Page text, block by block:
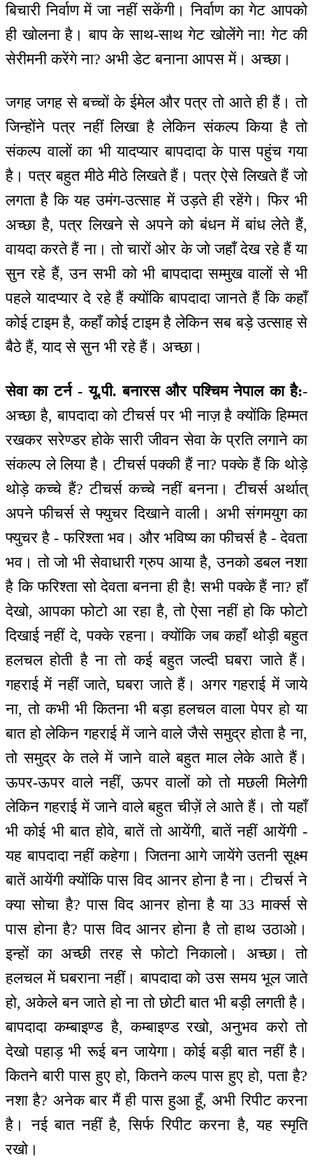
बिचारी निर्वाण में जा नहीं सकेंगी। निर्वाण का गेट आपको
ही खोलना है। बाप के साथ-साथ गेट खोलेंगे ना! गेट की
सेरीमनी करेंगे ना? अभी डेट बनाना आपस में। अच्छा।
जगह जगह से बच्चों के ईमेल और पत्र तो आते ही हैं। तो
जिन्होंने पत्र नहीं लिखा है लेकिन संकल्प किया है तो
संकल्प वालों का भी यादप्यार बापदादा के पास पहुंच गया
है। पत्र बहुत मीठे मीठे लिखते हैं। पत्र ऐसे लिखते हैं जो
लगता है कि यह उमंग-उत्साह में उड़ते ही रहेंगे। फिर भी
अच्छा है, पत्र लिखने से अपने को बंधन में बांध लेते हैं,
वायदा करते हैं ना। तो चारों ओर के जो जहाँ देख रहे हैं या
सुन रहे हैं, उन सभी को भी बापदादा सम्मुख वालों से भी
पहले यादप्यार दे रहे हैं क्योंकि बापदादा जानते हैं कि कहाँ
कोई टाइम है, कहाँ कोई टाइम है लेकिन सब बड़े उत्साह से
बैठे हैं, याद से सुन भी रहे हैं। अच्छा।
सेवा का टर्न - यू.पी. बनारस और पश्चिम नेपाल का है:-
अच्छा है, बापदादा को टीचर्स पर भी नाज़ है क्योंकि हिम्मत
रखकर सरेण्डर होके सारी जीवन सेवा के प्रति लगाने का
संकल्प ले लिया है। टीचर्स पक्की हैं ना? पक्के हैं कि थोड़े
थोड़े कच्चे हैं? टीचर्स कच्चे नहीं बनना। टीचर्स अर्थात्
अपने फीचर्स से फ्युचर दिखाने वाली। अभी संगमयुग का
फ्युचर है - फरिश्ता भव। और भविष्य का फीचर्स है - देवता
भव। तो जो भी सेवाधारी ग्रुप आया है, उनको डबल नशा
है कि फरिश्ता सो देवता बनना ही है! सभी पक्के हैं ना? हाँ
देखो, आपका फोटो आ रहा है, तो ऐसा नहीं हो कि फोटो
दिखाई नहीं दे, पक्के रहना। क्योंकि जब कहाँ थोड़ी बहुत
हलचल होती है ना तो कई बहुत जल्दी घबरा जाते हैं।
गहराई में नहीं जाते, घबरा जाते हैं। अगर गहराई में जाये
ना, तो कभी भी कितना भी बड़ा हलचल वाला पेपर हो या
बात हो लेकिन गहराई में जाने वाले जैसे समुद्र होता है ना,
तो समुद्र के तले में जाने वाले बहुत माल लेके आते हैं।
ऊपर-ऊपर वाले नहीं, ऊपर वालों को तो मछली मिलेगी
लेकिन गहराई में जाने वाले बहुत चीज़ें ले आते हैं। तो यहाँ
भी कोई भी बात होवे, बातें तो आयेंगी, बातें नहीं आयेंगी -
यह बापदादा नहीं कहेगा। जितना आगे जायेंगे उतनी सूक्ष्म
बातें आयेंगी क्योंकि पास विद आनर होना है ना। टीचर्स ने
क्या सोचा है? पास विद आनर होना है या 33 मार्क्स से
पास होना है? पास विद आनर होना है तो हाथ उठाओ।
इन्हों का अच्छी तरह से फोटो निकालो। अच्छा। तो
हलचल में घबराना नहीं। बापदादा को उस समय भूल जाते
हो, अकेले बन जाते हो ना तो छोटी बात भी बड़ी लगती है।
बापदादा कम्बाइण्ड है, कम्बाइण्ड रखो, अनुभव करो तो
देखो पहाड़ भी रूई बन जायेगा। कोई बड़ी बात नहीं है।
कितने बारी पास हुए हो, कितने कल्प पास हुए हो, पता है?
नशा है? अनेक बार मैं ही पास हुआ हूँ, अभी रिपीट करना
है। नई बात नहीं है, सिर्फ रिपीट करना है, यह स्मृति
रखो।